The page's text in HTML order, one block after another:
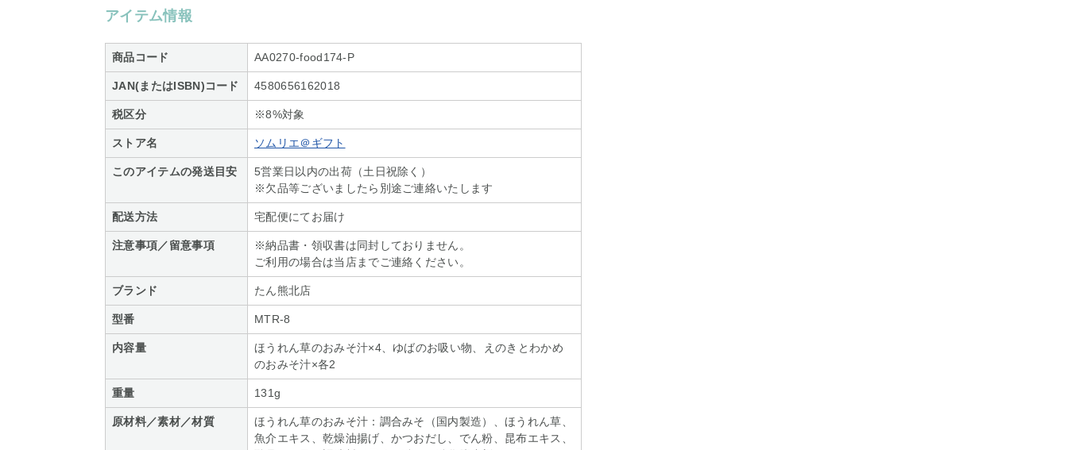
アイテム情報
商品コード AA0270-food174-P
JAN(またはISBN)コード 4580656162018
税区分 ※8%対象
ストア名 ソムリエ＠ギフト
このアイテムの発送目安
5営業日以内の出荷（土日祝除く）
※欠品等ございましたら別途ご連絡いたします
配送方法 宅配便にてお届け
注意事項／留意事項
※納品書・領収書は同封しておりません。
ご利用の場合は当店までご連絡ください。
ブランド たん熊北店
型番 MTR-8
内容量
ほうれん草のおみそ汁×4、ゆばのお吸い物、えのきとわかめ
のおみそ汁×各2
重量 131g
原材料／素材／材質
ほうれん草のおみそ汁：調合みそ（国内製造）、ほうれん草、
魚介エキス、乾燥油揚げ、かつおだし、でん粉、昆布エキス、